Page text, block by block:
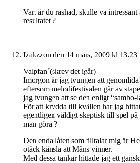
Vart är du rashad, skulle va
resultatet ?
Izakzzon den 14 mars, 2009 kl 13:23
Valpfan´(skrev det igår)
Imorgon är jag tvungen att
eftersom melodifestivalen går av
jag tvungen att se den enligt “sambo-
För att krydda till kvällen har jag
egentligen väldigt skeptisk till spel på
man göra ?
Den enda låten som tilltalar mig är
otäck känsla att Måns vinner.
Med dessa tankar hittade jag ett